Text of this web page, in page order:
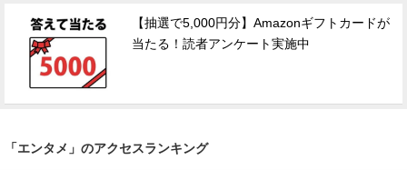
【抽選で5,000円分】Amazonギフトカードが
当たる！読者アンケート実施中
「エンタメ」のアクセスランキング